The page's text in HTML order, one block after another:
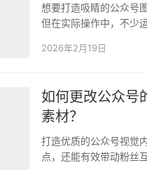
想要打造吸睛的公众号
但在实际操作中，不少
2026年2月19日
如何更改公众号
素材？
打造优质的公众号视觉
点，还能有效带动粉丝